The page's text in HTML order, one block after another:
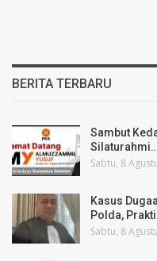
BERITA TERBARU
Sambut
Sabtu, 8
Kasus
Polda,
Sabtu, 8